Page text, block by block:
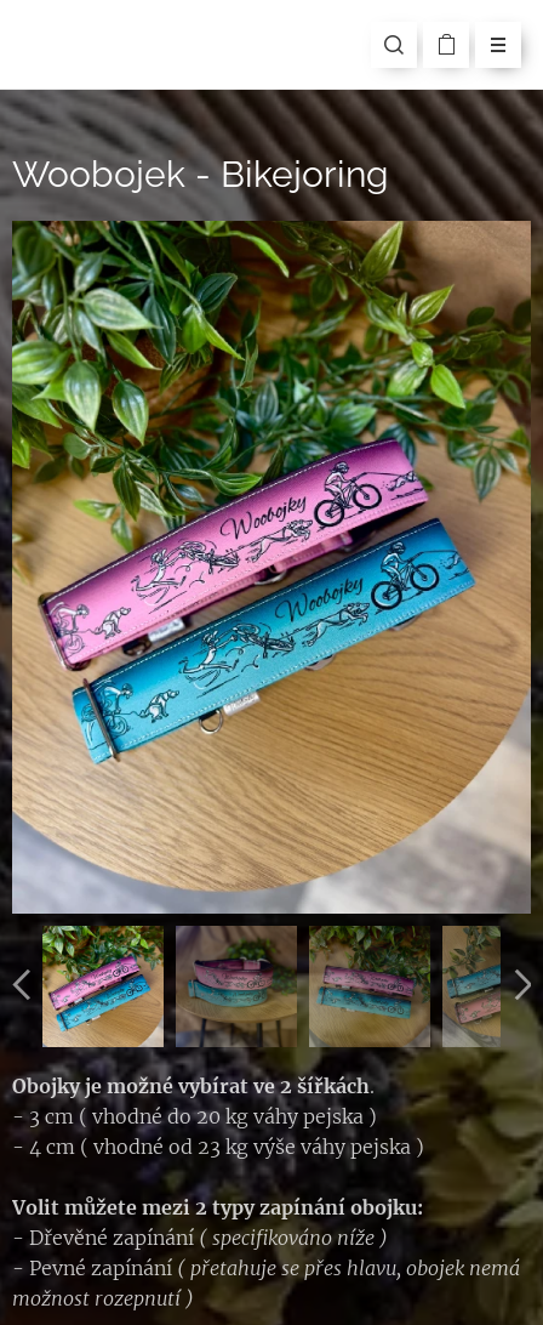
Woobojek - Bikejoring
Obojky je možné vybírat ve 2 šířkách.
- 3 cm ( vhodné do 20 kg váhy pejska )
- 4 cm ( vhodné od 23 kg výše váhy pejska )
Volit můžete mezi 2 typy zapínání obojku:
- Dřevěné zapínání ( specifikováno níže )
- Pevné zapínání ( přetahuje se přes hlavu, obojek nemá
možnost rozepnutí )